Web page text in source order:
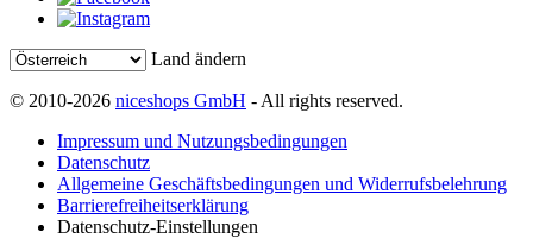
Land ändern
© 2010-2026 niceshops GmbH - All rights reserved.
Impressum und Nutzungsbedingungen
Datenschutz
Allgemeine Geschäftsbedingungen und Widerrufsbelehrung
Barrierefreiheitserklärung
Datenschutz-Einstellungen